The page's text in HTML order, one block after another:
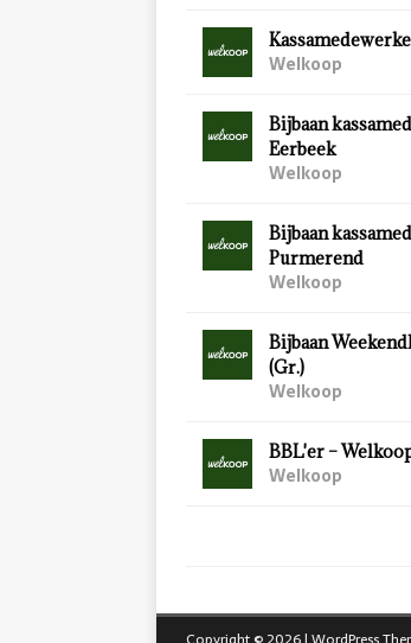
Welkoop
Bijbaan
Eerbeek
Welkoop
Bijbaan
Purmerend
Welkoop
Bijbaan
(Gr.)
Welkoop
BBL'er –
Welkoop